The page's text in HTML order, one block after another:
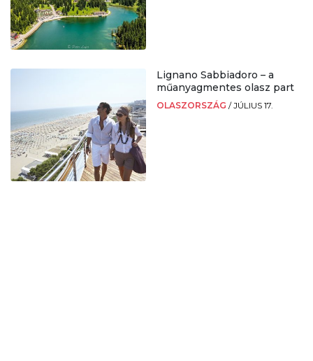
Lignano Sabbiadoro – a
műanyagmentes olasz part
OLASZORSZÁG /JÚLIUS 17.